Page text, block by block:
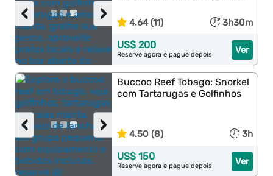
›
‹ 4.64 (11) 3h30m
Ver
US$ 200
Reserve agora e pague depois
›
‹
Buccoo Reef Tobago: Snorkel
com Tartarugas e Golfinhos
4.50 (8) 3h
Ver
US$ 150
Reserve agora e pague depois